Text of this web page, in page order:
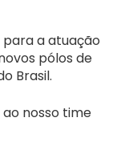
a atuação
pólos de
Brasil.
nosso time